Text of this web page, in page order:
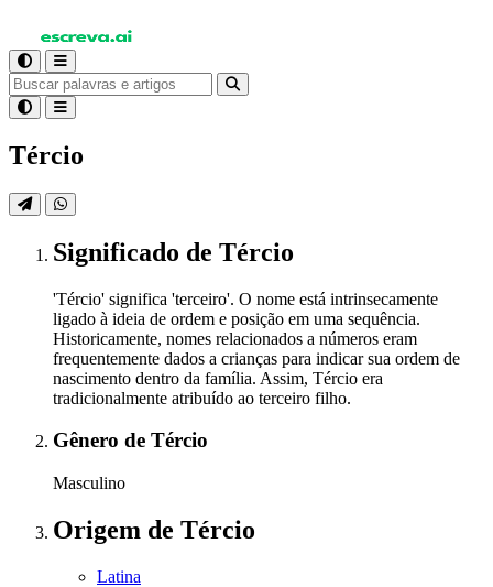
Tércio
Significado de Tércio
'Tércio' significa 'terceiro'. O nome está intrinsecamente
ligado à ideia de ordem e posição em uma sequência.
Historicamente, nomes relacionados a números eram
frequentemente dados a crianças para indicar sua ordem de
nascimento dentro da família. Assim, Tércio era
tradicionalmente atribuído ao terceiro filho.
Gênero de Tércio
Masculino
Origem de Tércio
Latina